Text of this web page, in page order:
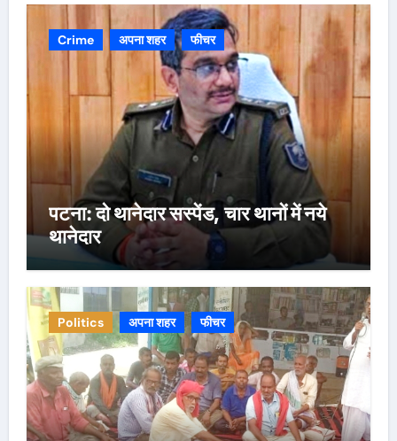
Crime अपना शहर फीचर
पटना: दो थानेदार सस्पेंड, चार थानों में नये
थानेदार
Politics अपना शहर फीचर